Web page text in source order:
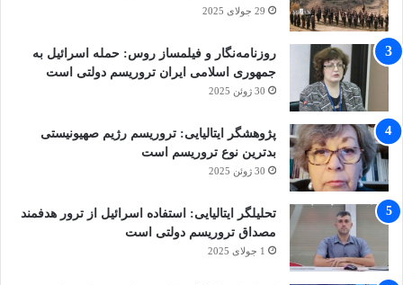
29 جولای 2025
روزنامه‌نگار و فیلمساز روس: حمله اسرائیل به
جمهوری اسلامی ایران تروریسم دولتی است
30 ژوئن 2025
پژوهشگر ایتالیایی: تروریسم رژیم صهیونیستی
بدترین نوع تروریسم است
30 ژوئن 2025
تحلیلگر ایتالیایی: استفاده اسرائیل از ترور هدفمند
مصداق تروریسم دولتی است
1 جولای 2025